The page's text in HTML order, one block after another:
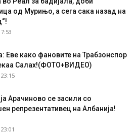
од Мурињо, а сега сака назад на
Еве како фановите на Трабзонспор
Салах!(ФОТО+ВИДЕО)
Арачиново се засили со
репрезентативец на Албанија!